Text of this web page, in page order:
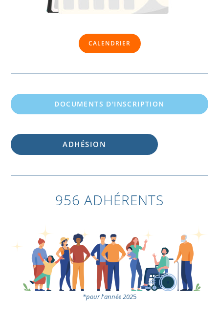
CALENDRIER
DOCUMENTS D'INSCRIPTION
ADHÉSION
956 ADHÉRENTS
*pour l'année 2025